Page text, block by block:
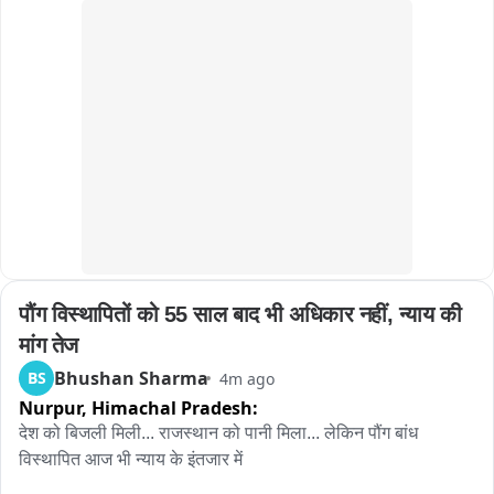
पौंग विस्थापितों को 55 साल बाद भी अधिकार नहीं, न्याय की
मांग तेज
BS Bhushan Sharma 4m ago
Nurpur, Himachal Pradesh:
देश को बिजली मिली... राजस्थान को पानी मिला... लेकिन पौंग बांध
विस्थापित आज भी न्याय के इंतजार में